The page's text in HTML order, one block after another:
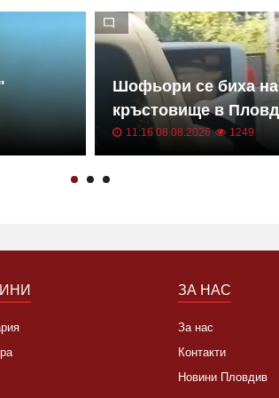
Шофьори се биха
кръстовище в
11:16 08.08.2026 1249
ЗА НАС
За нас
Контакти
Новини Пловдив